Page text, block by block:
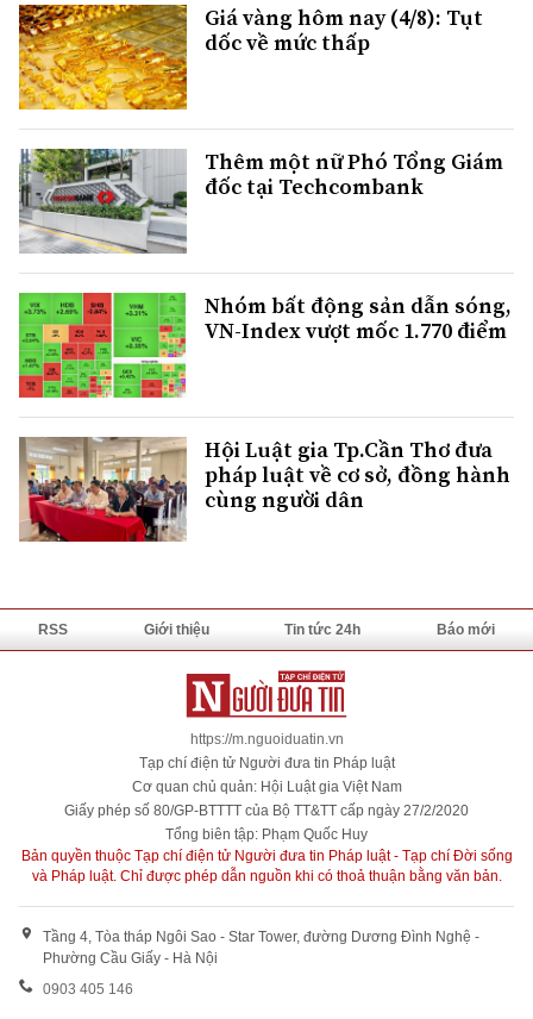
Giá vàng hôm nay (4/8): Tụt
dốc về mức thấp
Thêm một nữ Phó Tổng Giám
đốc tại Techcombank
Nhóm bất động sản dẫn sóng,
VN-Index vượt mốc 1.770 điểm
Hội Luật gia Tp.Cần Thơ đưa
pháp luật về cơ sở, đồng hành
cùng người dân
RSS Giới thiệu Tin tức 24h Báo mới
https://m.nguoiduatin.vn
Tạp chí điện tử Người đưa tin Pháp luật
Cơ quan chủ quản: Hội Luật gia Việt Nam
Giấy phép số 80/GP-BTTTT của Bộ TT&TT cấp ngày 27/2/2020
Tổng biên tập: Phạm Quốc Huy
Bản quyền thuộc Tạp chí điện tử Người đưa tin Pháp luật - Tạp chí Đời sống
và Pháp luật. Chỉ được phép dẫn nguồn khi có thoả thuận bằng văn bản.
Tầng 4, Tòa tháp Ngôi Sao - Star Tower, đường Dương Đình Nghệ -
Phường Cầu Giấy - Hà Nội
0903 405 146